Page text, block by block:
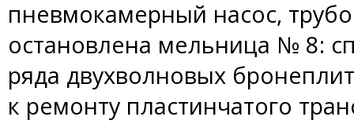
пневмокамерный насос,
остановлена мельница № 8:
ряда двухволновых
к ремонту пластинчатого